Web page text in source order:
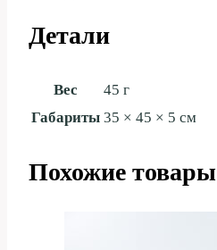
Детали
Вес
45 г
Габариты 35 × 45 × 5 см
Похожие товары